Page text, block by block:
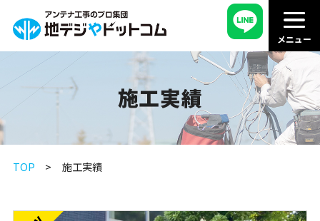
施工実績
TOP 施工実績